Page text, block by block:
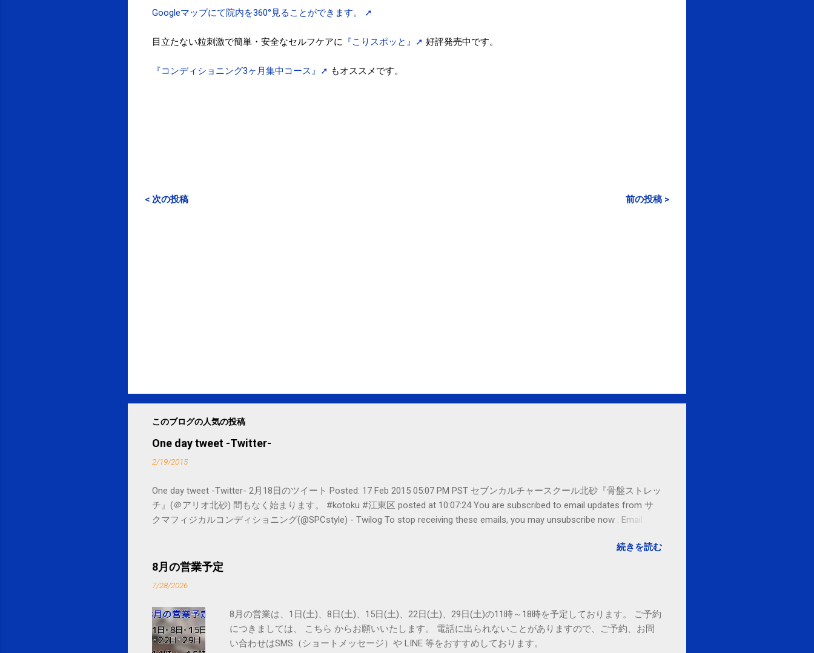
Googleマップにて院内を360°見ることができます。 ➚
目立たない粒刺激で簡単・安全なセルフケアに 『こりスポッと』➚ 好評発売中です。
『コンディショニング3ヶ月集中コース』➚ もオススメです。
< 次の投稿 前の投稿 >
このブログの人気の投稿
One day tweet -Twitter-
2/19/2015
One day tweet -Twitter- 2月18日のツイート Posted: 17 Feb 2015 05:07 PM PST セブンカルチャースクール北砂『骨盤ストレッ
チ』(＠アリオ北砂) 間もなく始まります。 #kotoku #江東区 posted at 10:07:24 You are subscribed to email updates from サ
クマフィジカルコンディショニング(@SPCstyle) - Twilog To stop receiving these emails, you may unsubscribe now . Email
続きを読む
8月の営業予定
7/28/2026
8月の営業は、1日(土)、8日(土)、15日(土)、22日(土)、29日(土)の11時～18時を予定しております。 ご予約
につきましては、 こちら からお願いいたします。 電話に出られないことがありますので、ご予約、お問
い合わせはSMS（ショートメッセージ）や LINE 等をおすすめしております。